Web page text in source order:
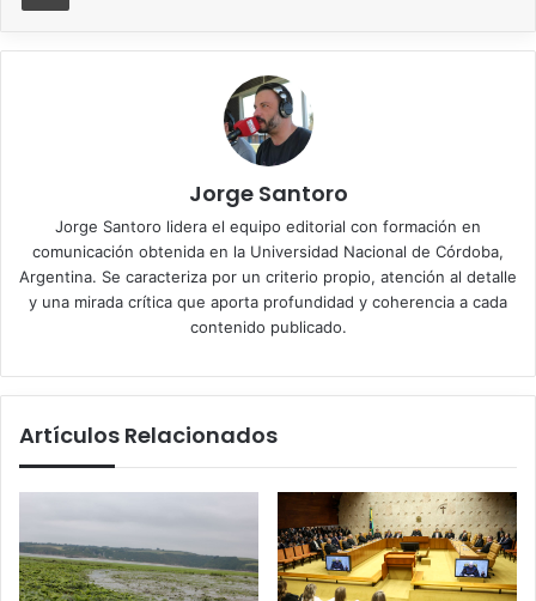
Jorge Santoro
Jorge Santoro lidera el equipo editorial con formación en
comunicación obtenida en la Universidad Nacional de Córdoba,
Argentina. Se caracteriza por un criterio propio, atención al detalle
y una mirada crítica que aporta profundidad y coherencia a cada
contenido publicado.
Artículos Relacionados